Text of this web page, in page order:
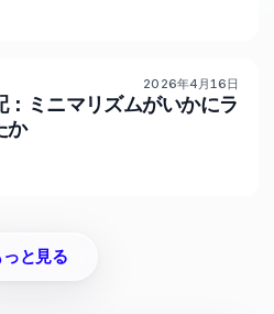
93% 63
2026年4月16日
ミニマリズムがいかにラ
か
っと見る